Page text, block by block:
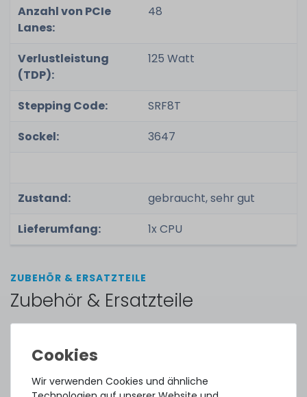
Anzahl von PCIe
Lanes:
48
Verlustleistung
(TDP):
125 Watt
Stepping Code:
SRF8T
Sockel:
3647
Zustand:
gebraucht, sehr gut
Lieferumfang:
1x CPU
ZUBEHÖR & ERSATZTEILE
Zubehör & Ersatzteile
Thermal Grizzly Aeronaut Wärmeleitpaste / Thermal
Paste - 1.5ml Tube - TG-A-015-R
Wir verwenden Cookies und ähnliche